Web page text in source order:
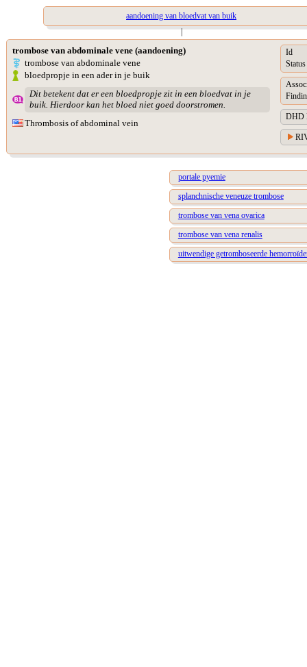
aandoening van bloedvat van buik
|
trombose van abdominale vene (aandoening)
trombose van abdominale vene
bloedpropje in een ader in je buik
Dit betekent dat er een bloedpropje zit in een bloedvat in je
buik. Hierdoor kan het bloed niet goed doorstromen.
Thrombosis of abdominal vein
Id
Status
DHD
portale pyemie
splanchnische veneuze trombose
trombose van vena ovarica
trombose van vena renalis
uitwendige getromboseerde